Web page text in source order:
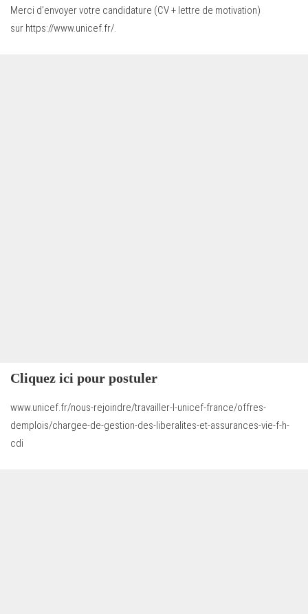
Merci d’envoyer votre candidature (CV + lettre de motivation)
sur https://www.unicef.fr/.
Cliquez ici pour postuler
www.unicef.fr/nous-rejoindre/travailler-l-unicef-france/offres-
demplois/chargee-de-gestion-des-liberalites-et-assurances-vie-f-h-
cdi